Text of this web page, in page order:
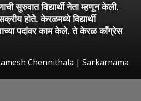
सुरुवात विद्यार्थी नेता म्हणून केली.
होते. केरळमध्ये विद्यार्थी
पदांवर काम केले. ते केरळ काँग्रेस
Chennithala | Sarkarnama